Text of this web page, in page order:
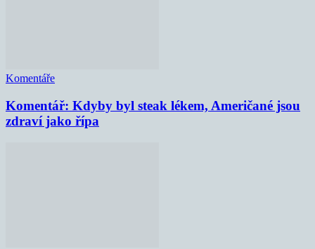
Komentáře
Komentář: Kdyby byl steak lékem, Američané jsou
zdraví jako řípa